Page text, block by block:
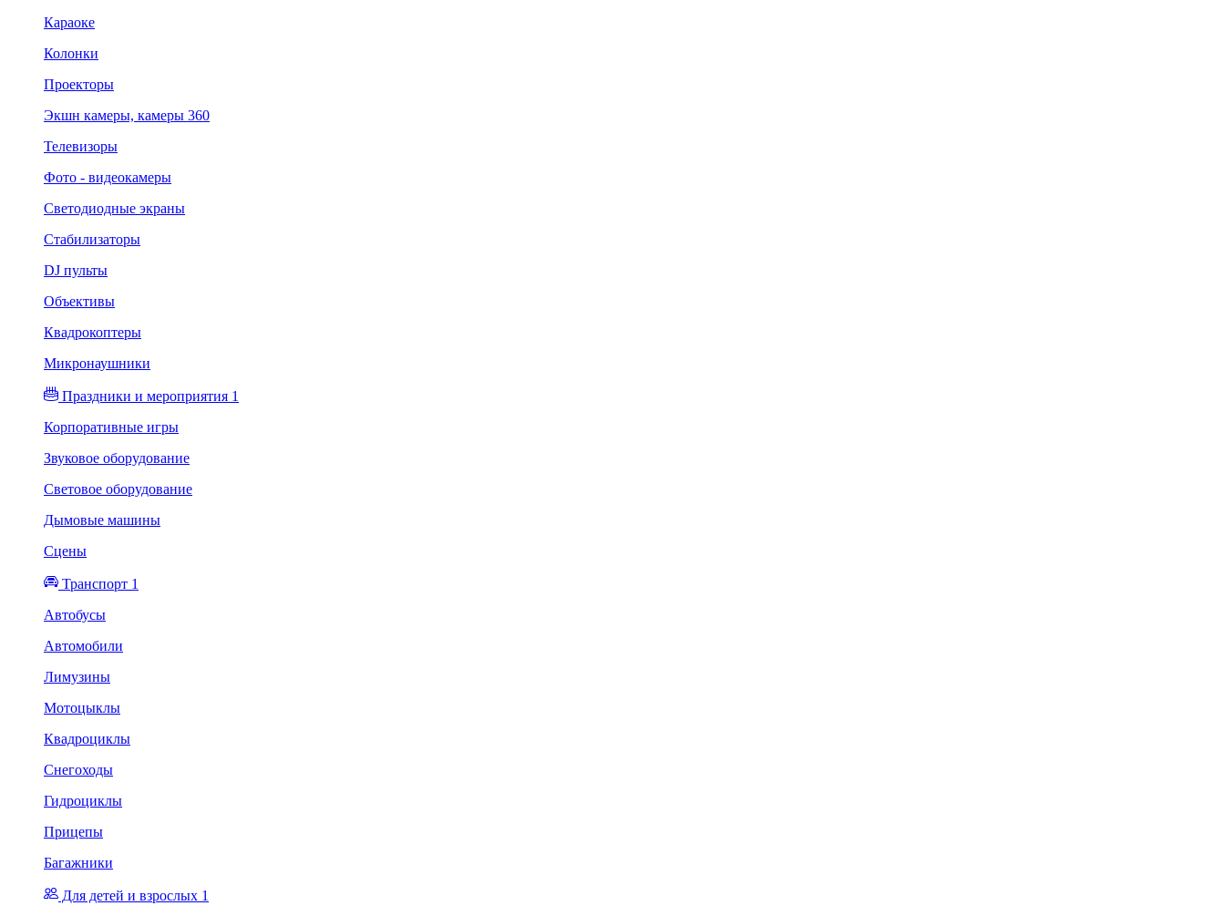
Караоке
Колонки
Проекторы
Экшн камеры, камеры 360
Телевизоры
Фото - видеокамеры
Светодиодные экраны
Стабилизаторы
DJ пульты
Объективы
Квадрокоптеры
Микронаушники
Праздники и мероприятия 1
Корпоративные игры
Звуковое оборудование
Световое оборудование
Дымовые машины
Сцены
Транспорт 1
Автобусы
Автомобили
Лимузины
Мотоцыклы
Квадроциклы
Снегоходы
Гидроциклы
Прицепы
Багажники
Для детей и взрослых 1